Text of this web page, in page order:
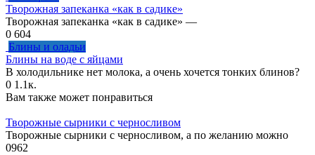
Творожная запеканка «как в садике»
Творожная запеканка «как в садике» —
0 604
Блины и оладьи
Блины на воде с яйцами
В холодильнике нет молока, а очень хочется тонких блинов?
0 1.1к.
Вам также может понравиться
Творожные сырники с черносливом
Творожные сырники с черносливом, а по желанию можно
0962